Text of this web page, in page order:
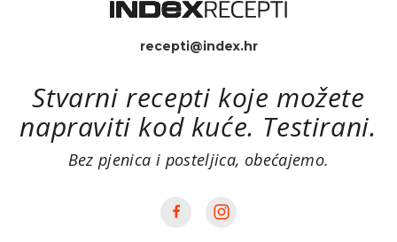
recepti@index.hr
Stvarni recepti koje možete
napraviti kod kuće. Testirani.
Bez pjenica i posteljica, obećajemo.